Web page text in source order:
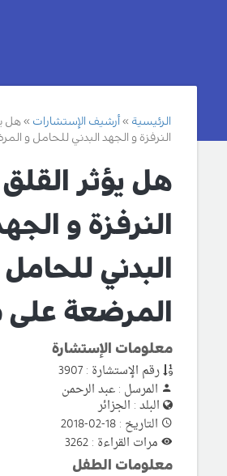
الرئيسية أرشيف الإستشارات
هل
النرفزة و الجهد البدني للحامل و
هل يؤثر
النرفزة و
البدني
المرضعة على
معلومات الإستشارة
رقم الإستشارة : 3907
المرسل : عبد الرحمن
البلد : الجزائر
التاريخ : 18-02-2018
مرات القراءة : 3262
معلومات الطفل